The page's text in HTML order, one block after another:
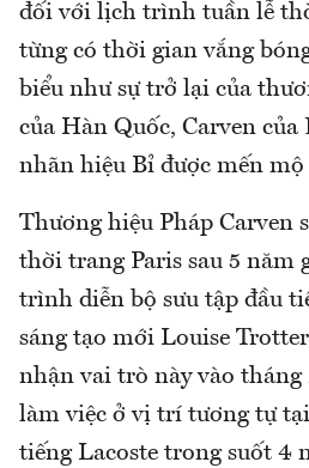
đối với lịch trình tuần lễ
từng có thời gian vắng
biểu như sự trở lại của
của Hàn Quốc, Carven của
nhãn hiệu Bỉ được mến
Thương hiệu Pháp Carven
thời trang Paris sau 5 năm
trình diễn bộ sưu tập đầu
sáng tạo mới Louise
nhận vai trò này vào tháng
làm việc ở vị trí tương tự
tiếng Lacoste trong suốt 4